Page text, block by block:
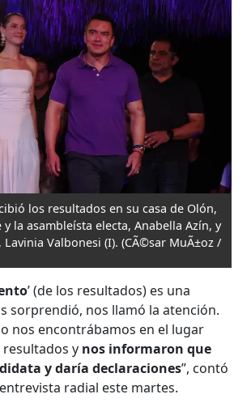
los resultados en su casa de Olón,
la asambleísta electa, Anabella Azín, y
Valbonesi (I). (CÃ©sar MuÃ±oz /
’ (de los resultados) es una
sorprendió, nos llamó la atención.
nos encontrábamos en el lugar
y nos informaron que
y daría declaraciones”, contó
radial este martes.